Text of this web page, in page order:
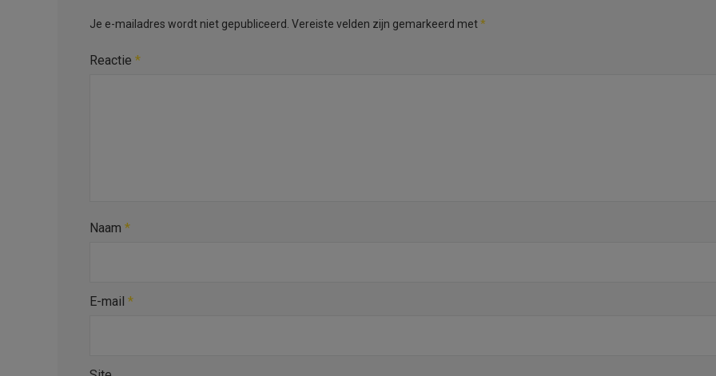
Je e-mailadres wordt niet gepubliceerd. Vereiste velden zijn gemarkeerd met*
Reactie *
Naam *
E-mail *